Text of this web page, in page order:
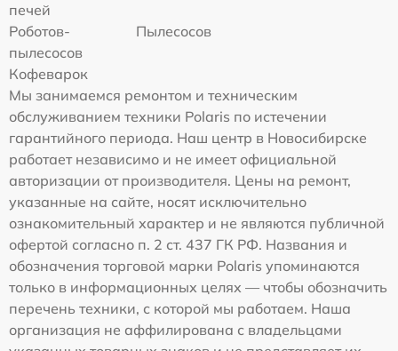
печей
Роботов-
пылесосов
Пылесосов
Кофеварок
Мы занимаемся ремонтом и техническим
обслуживанием техники Polaris по истечении
гарантийного периода. Наш центр в Новосибирске
работает независимо и не имеет официальной
авторизации от производителя. Цены на ремонт,
указанные на сайте, носят исключительно
ознакомительный характер и не являются публичной
офертой согласно п. 2 ст. 437 ГК РФ. Названия и
обозначения торговой марки Polaris упоминаются
только в информационных целях — чтобы обозначить
перечень техники, с которой мы работаем. Наша
организация не аффилирована с владельцами